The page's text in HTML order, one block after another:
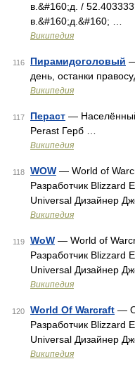
в.&#160;д. /
в.&#160;д.&#160; …
Википедия
116 Пирамидоголовый
день, останки
Википедия
117 Пераст —
Perast Герб …
Википедия
118 WOW — World of
Разработчик Blizzard
Universal Дизайнер
Википедия
119 WoW — World of
Разработчик Blizzard
Universal Дизайнер
Википедия
120 World Of Warcraft —
Разработчик Blizzard
Universal Дизайнер
Википедия